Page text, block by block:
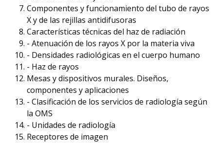
Componentes y funcionamiento del tubo de rayos
X y de las rejillas antidifusoras
Características técnicas del haz de radiación
- Atenuación de los rayos X por la materia viva
- Densidades radiológicas en el cuerpo humano
- Haz de rayos
Mesas y dispositivos murales. Diseños,
componentes y aplicaciones
- Clasificación de los servicios de radiología según
la OMS
- Unidades de radiología
Receptores de imagen